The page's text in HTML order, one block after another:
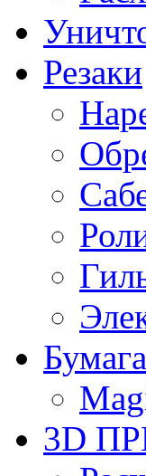
Резаки
3D